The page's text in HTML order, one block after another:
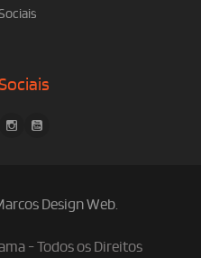
Design Web.
- Todos os Direitos